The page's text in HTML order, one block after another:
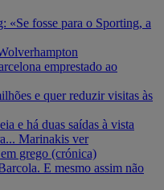
«Se fosse para o Sporting, a
emprestado ao
e quer reduzir visitas às
e há duas saídas à vista
Marinakis ver
grego (crónica)
E mesmo assim não